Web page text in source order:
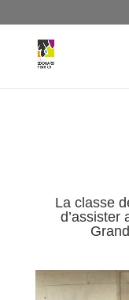
La classe
d’assister